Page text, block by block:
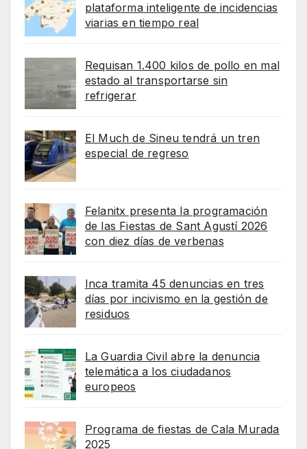
plataforma inteligente de incidencias
viarias en tiempo real
Requisan 1.400 kilos de pollo en mal
estado al transportarse sin
refrigerar
El Much de Sineu tendrá un tren
especial de regreso
Felanitx presenta la programación
de las Fiestas de Sant Agustí 2026
con diez días de verbenas
Inca tramita 45 denuncias en tres
días por incivismo en la gestión de
residuos
La Guardia Civil abre la denuncia
telemática a los ciudadanos
europeos
Programa de fiestas de Cala Murada
2025